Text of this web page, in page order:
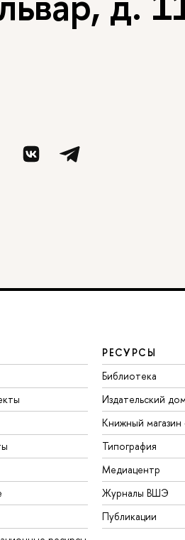
РЕСУРСЫ
Библиотека
Издательский
Книжный магазин
Типография
Медиацентр
Журналы ВШЭ
Публикации